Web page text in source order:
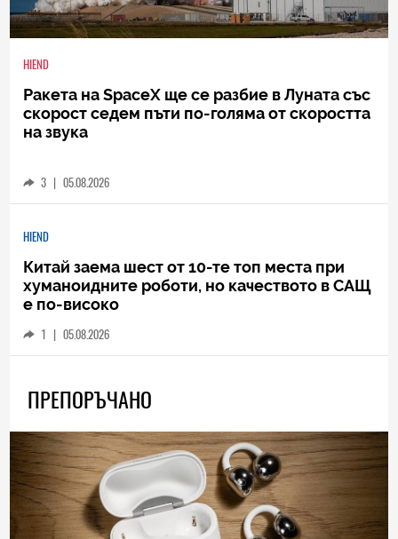
HIEND
Ракета на SpaceX ще се разбие в Луната със
скорост седем пъти по-голяма от скоростта
на звука
3 | 05.08.2026
HIEND
Китай заема шест от 10-те топ места при
хуманоидните роботи, но качеството в САЩ
е по-високо
1 | 05.08.2026
ПРЕПОРЪЧАНО